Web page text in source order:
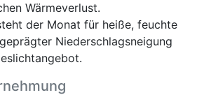
Wärmeverlust.
der Monat für heiße, feuchte
Niederschlagsneigung